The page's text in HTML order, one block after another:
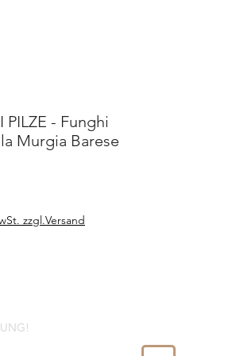
PILZE - Funghi
Murgia Barese
zzgl.Versand